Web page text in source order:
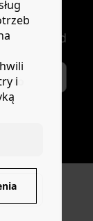
to
Promod
i